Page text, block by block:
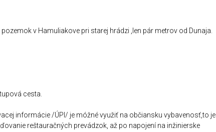
v Hamuliakove pri starej hrádzi ,len pár metrov od Dunaja.
cesta.
informácie /ÚPI/ je móžné využiť na občiansku vybavenosť,to je
reštauračných prevádzok, až po napojení na inžinierske